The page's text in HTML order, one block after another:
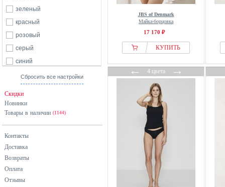
зеленый
красный
розовый
серый
синий
черный
Сбросить все настройки
Скидки
Новинки
Товары в наличии (1144)
Контакты
Доставка
Возвраты
Оплата
Отзывы
JBS of Denmark
Майка-борцовка
17 170 ₽
КУПИТЬ
←4 цвета→